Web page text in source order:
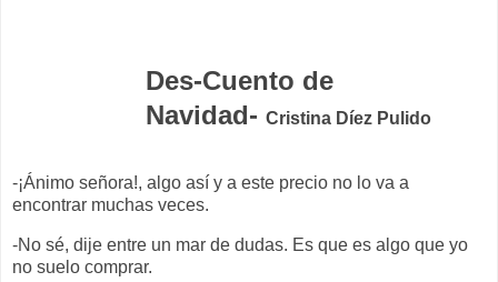
Des-Cuento de
Navidad- Cristina Díez Pulido
-¡Ánimo señora!, algo así y a este precio no lo va a
encontrar muchas veces.
-No sé, dije entre un mar de dudas. Es que es algo que yo
no suelo comprar.